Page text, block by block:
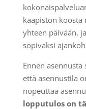
kaapiston
yhteen päivään,
sopivaksi
Ennen
että asennustila
nopeuttaa
lopputulos on